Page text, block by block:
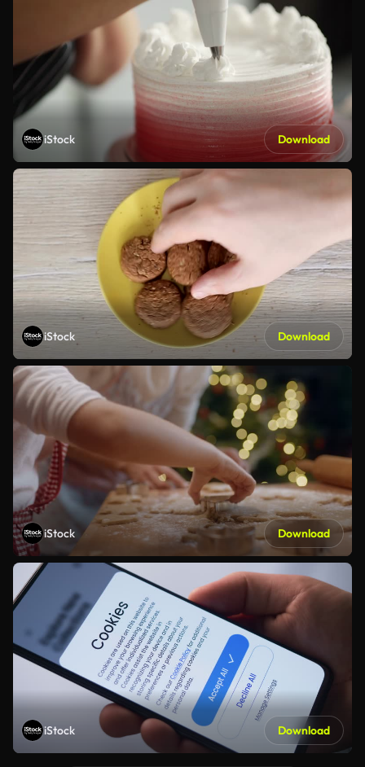
iStock Download
iStock Download
iStock Download
iStock Download